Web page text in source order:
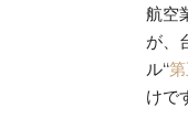
航空
が、
ル“
けで